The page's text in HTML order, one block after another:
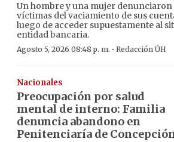
Un hombre y una mujer
víctimas del vaciamiento de sus
luego de acceder supuestamente al
entidad bancaria.
Agosto 5, 2026 08:48 p. m. · Redacción ÚH
Nacionales
Preocupación por salud
mental de interno: Familia
denuncia abandono en
Penitenciaría de